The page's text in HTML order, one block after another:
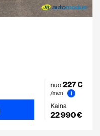
nuo 227 €
/mėn
i
Kaina
22 990 €